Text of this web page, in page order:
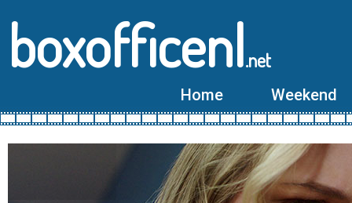
boxofficenl.net
Home Weekend